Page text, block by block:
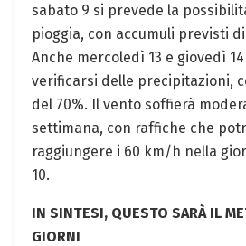
sabato 9 si prevede la
pioggia, con accumuli previsti
Anche mercoledì 13 e giovedì
verificarsi delle precipitazioni,
del 70%. Il vento soffierà
settimana, con raffiche che
raggiungere i 60 km/h nella
10.
IN SINTESI, QUESTO SARÀ IL
GIORNI